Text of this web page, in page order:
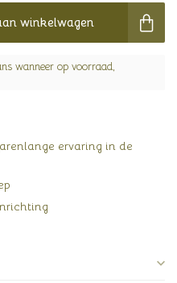
winkelwagen
wanneer op voorraad,
ervaring in de